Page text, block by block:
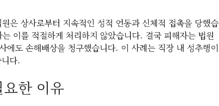
은 상사로부터 지속적인 성적 언동과 신체적 접촉을 당했습
이를 적절하게 처리하지 않았습니다. 결국 피해자는 법원
에도 손해배상을 청구했습니다. 이 사례는 직장 내 성추행이
다.
한 이유